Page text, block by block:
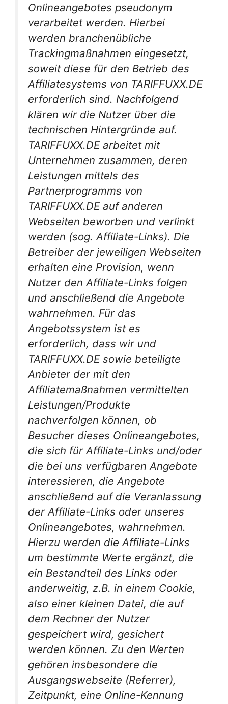
Onlineangebotes pseudonym
verarbeitet werden. Hierbei
werden branchenübliche
Trackingmaßnahmen eingesetzt,
soweit diese für den Betrieb des
Affiliatesystems von TARIFFUXX.DE
erforderlich sind. Nachfolgend
klären wir die Nutzer über die
technischen Hintergründe auf.
TARIFFUXX.DE arbeitet mit
Unternehmen zusammen, deren
Leistungen mittels des
Partnerprogramms von
TARIFFUXX.DE auf anderen
Webseiten beworben und verlinkt
werden (sog. Affiliate-Links). Die
Betreiber der jeweiligen Webseiten
erhalten eine Provision, wenn
Nutzer den Affiliate-Links folgen
und anschließend die Angebote
wahrnehmen. Für das
Angebotssystem ist es
erforderlich, dass wir und
TARIFFUXX.DE sowie beteiligte
Anbieter der mit den
Affiliatemaßnahmen vermittelten
Leistungen/Produkte
nachverfolgen können, ob
Besucher dieses Onlineangebotes,
die sich für Affiliate-Links und/oder
die bei uns verfügbaren Angebote
interessieren, die Angebote
anschließend auf die Veranlassung
der Affiliate-Links oder unseres
Onlineangebotes, wahrnehmen.
Hierzu werden die Affiliate-Links
um bestimmte Werte ergänzt, die
ein Bestandteil des Links oder
anderweitig, z.B. in einem Cookie,
also einer kleinen Datei, die auf
dem Rechner der Nutzer
gespeichert wird, gesichert
werden können. Zu den Werten
gehören insbesondere die
Ausgangswebseite (Referrer),
Zeitpunkt, eine Online-Kennung